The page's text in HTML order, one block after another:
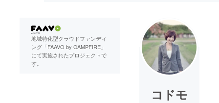
地域特化型クラウドファンディ
ング「FAAVO by CAMPFIRE」
にて実施されたプロジェクトで
す。
コドモ